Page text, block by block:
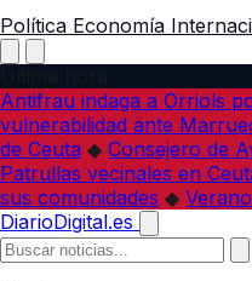
Política Economía
Antifrau indaga a Orriols
vulnerabilidad ante
de Ceuta ◆ Consejero de
Patrullas vecinales en
sus comunidades ◆
DiarioDigital.es